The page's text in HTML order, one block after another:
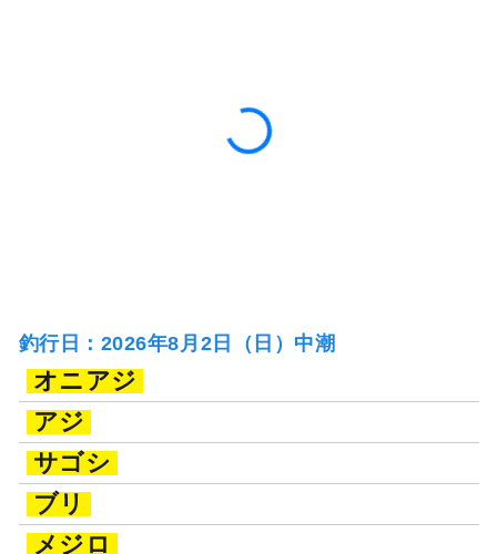
釣行日：2026年8月2日（日）中潮
オニアジ
アジ
サゴシ
ブリ
メジロ